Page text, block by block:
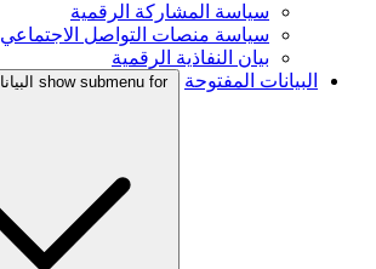
سياسة المشاركة الرقمية
سياسة منصات التواصل الاجتماعي
بيان النفاذية الرقمية
البيانات المفتوحة
show submenu for البيانات المفتوحة